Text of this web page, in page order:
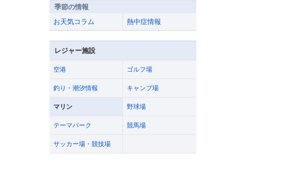
季節の情報
お天気コラム
熱中症情報
レジャー施設
空港 ゴルフ場
釣り・潮汐情報 キャンプ場
マリン 野球場
テーマパーク 競馬場
サッカー場・競技場